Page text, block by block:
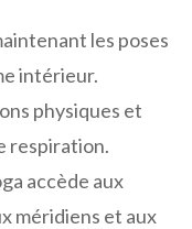
les poses
intérieur.
physiques et
respiration.
accède aux
méridiens et aux